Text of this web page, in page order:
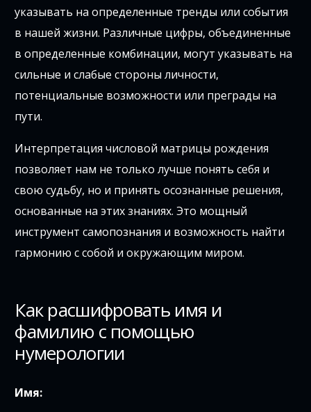
указывать на определенные тренды или события
в нашей жизни. Различные цифры, объединенные
в определенные комбинации, могут указывать на
сильные и слабые стороны личности,
потенциальные возможности или преграды на
пути.
Интерпретация числовой матрицы рождения
позволяет нам не только лучше понять себя и
свою судьбу, но и принять осознанные решения,
основанные на этих знаниях. Это мощный
инструмент самопознания и возможность найти
гармонию с собой и окружающим миром.
Как расшифровать имя и
фамилию с помощью
нумерологии
Имя: